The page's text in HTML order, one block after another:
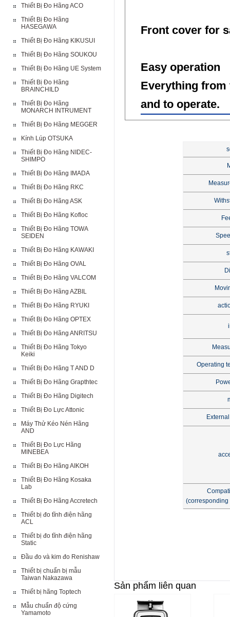
Thiết Bị Đo Hãng ACO
Thiết Bị Đo Hãng
HASEGAWA
Thiết Bị Đo Hãng KIKUSUI
Thiết Bị Đo Hãng SOUKOU
Thiết Bị Đo Hãng UE System
Thiết Bị Đo Hãng
BRAINCHILD
Thiết Bị Đo Hãng
MONARCH INTRUMENT
Thiết Bị Đo Hãng MEGGER
Kính Lúp OTSUKA
Thiết Bị Đo Hãng NIDEC-
SHIMPO
Thiết Bị Đo Hãng IMADA
Thiết Bị Đo Hãng RKC
Thiết Bị Đo Hãng ASK
Thiết Bị Đo Hãng Kofloc
Thiết Bị Đo Hãng TOWA
SEIDEN
Thiết Bị Đo Hãng KAWAKI
Thiết Bị Đo Hãng OVAL
Thiết Bị Đo Hãng VALCOM
Thiết Bị Đo Hãng AZBIL
Thiết Bị Đo Hãng RYUKI
Thiết Bị Đo Hãng OPTEX
Thiết Bị Đo Hãng ANRITSU
Thiết Bị Đo Hãng Tokyo
Keiki
Thiết Bị Đo Hãng T AND D
Thiết Bị Đo Hãng Grapthtec
Thiết Bị Đo Hãng Digitech
Thiết Bị Đo Lực Attonic
Máy Thử Kéo Nén Hãng
AND
Thiết Bị Đo Lực Hãng
MINEBEA
Thiết Bị Đo Hãng AIKOH
Thiết Bị Đo Hãng Kosaka
Lab
Thiết Bị Đo Hãng Accretech
Thiết bị đo tĩnh điện hãng
ACL
Thiết bị đo tĩnh điện hãng
Static
Đầu đo và kim đo Renishaw
Thiết bị chuẩn bị mẫu
Taiwan Nakazawa
Thiết bị hãng Toptech
Mẫu chuẩn độ cứng
Yamamoto
Front cover for
Easy operation
Everything from
and to operate.
Operating
Sản phẩm liên quan